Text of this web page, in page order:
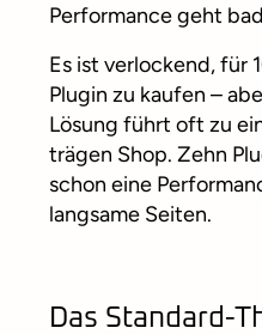
Performance geht
Es ist verlockend, für
Plugin zu kaufen –
Lösung führt oft zu
trägen Shop. Zehn
schon eine
langsame Seiten.
Das Standard-